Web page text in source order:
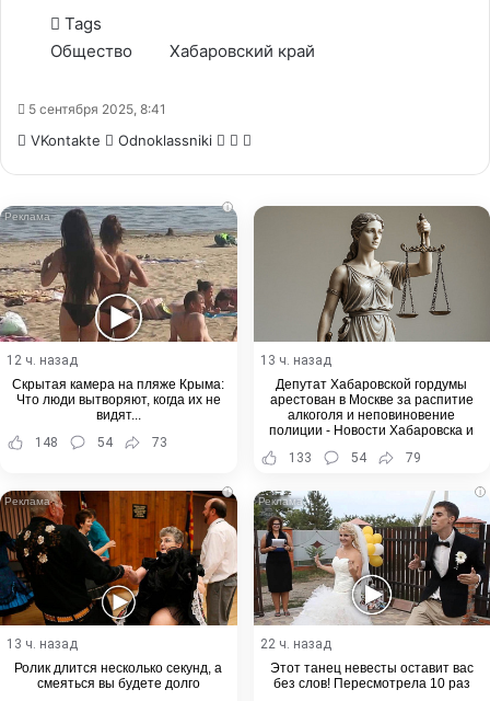
Tags
Общество
Хабаровский край
5 сентября 2025, 8:41
VKontakte Odnoklassniki WhatsApp
Telegram
i
12 ч. назад
Скрытая камера на пляже Крыма:
Что люди вытворяют, когда их не
видят...
148
54 73
13 ч. назад
Депутат Хабаровской гордумы
арестован в Москве за распитие
алкоголя и неповиновение
полиции - Новости Хабаровска и
133 54 79
i
13 ч. назад
Ролик длится несколько секунд, а
смеяться вы будете долго
i
22 ч. назад
Этот танец невесты оставит вас
без слов! Пересмотрела 10 раз